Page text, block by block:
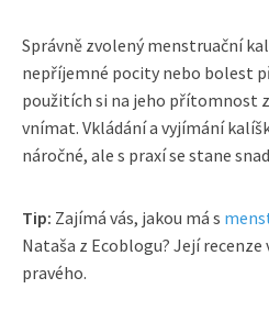
Správně zvolený menstruační
nepříjemné pocity nebo bolest
použitích si na jeho přítomnost
vnímat. Vkládání a vyjímání
náročné, ale s praxí se stane
Tip: Zajímá vás, jakou má s
Nataša z Ecoblogu? Její
pravého.